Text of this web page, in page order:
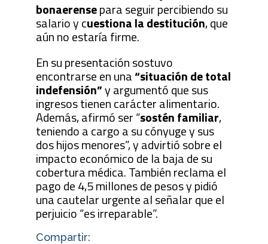
bonaerensepara seguir percibiendo su
salario y cuestiona la destitución, que
aún no estaría firme.
En su presentación sostuvo
encontrarse en una“situación de total
indefensión”y argumentó que sus
ingresos tienen carácter alimentario.
Además, afirmó ser “sostén familiar,
teniendo a cargo a su cónyuge y sus
dos hijos menores”, y advirtió sobre el
impacto económico de la baja de su
cobertura médica. También reclama el
pago de 4,5 millones de pesos y pidió
una cautelar urgente al señalar que el
perjuicio “es irreparable”.
Compartir: